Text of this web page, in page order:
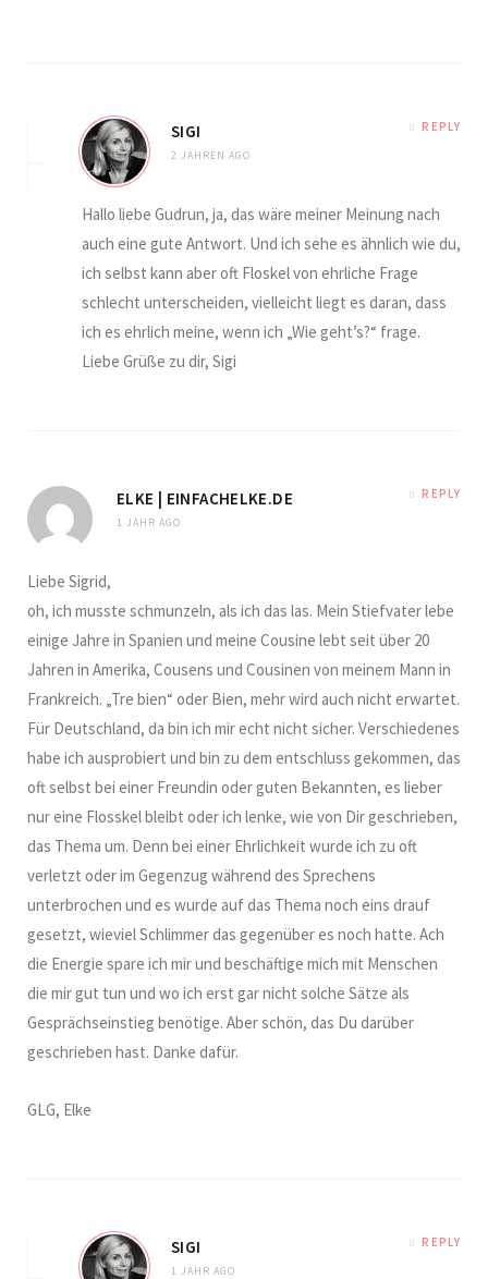
SIGI
2 JAHREN AGO
REPLY
Hallo liebe Gudrun, ja, das wäre meiner Meinung nach
auch eine gute Antwort. Und ich sehe es ähnlich wie du,
ich selbst kann aber oft Floskel von ehrliche Frage
schlecht unterscheiden, vielleicht liegt es daran, dass
ich es ehrlich meine, wenn ich „Wie geht’s?“ frage.
Liebe Grüße zu dir, Sigi
ELKE | EINFACHELKE.DE
1 JAHR AGO
REPLY
Liebe Sigrid,
oh, ich musste schmunzeln, als ich das las. Mein Stiefvater lebe
einige Jahre in Spanien und meine Cousine lebt seit über 20
Jahren in Amerika, Cousens und Cousinen von meinem Mann in
Frankreich. „Tre bien“ oder Bien, mehr wird auch nicht erwartet.
Für Deutschland, da bin ich mir echt nicht sicher. Verschiedenes
habe ich ausprobiert und bin zu dem entschluss gekommen, das
oft selbst bei einer Freundin oder guten Bekannten, es lieber
nur eine Flosskel bleibt oder ich lenke, wie von Dir geschrieben,
das Thema um. Denn bei einer Ehrlichkeit wurde ich zu oft
verletzt oder im Gegenzug während des Sprechens
unterbrochen und es wurde auf das Thema noch eins drauf
gesetzt, wieviel Schlimmer das gegenüber es noch hatte. Ach
die Energie spare ich mir und beschäftige mich mit Menschen
die mir gut tun und wo ich erst gar nicht solche Sätze als
Gesprächseinstieg benötige. Aber schön, das Du darüber
geschrieben hast. Danke dafür.
GLG, Elke
SIGI
1 JAHR AGO
REPLY